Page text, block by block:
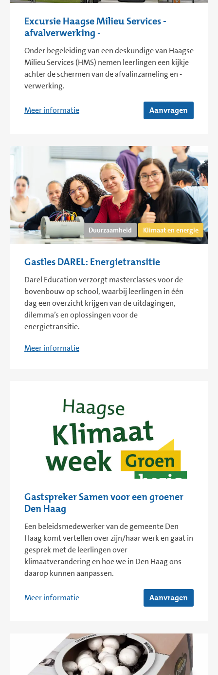
Excursie Haagse Milieu Services -
afvalverwerking -
Onder begeleiding van een deskundige van Haagse
Milieu Services (HMS) nemen leerlingen een kijkje
achter de schermen van de afvalinzameling en -
verwerking.
Meer informatie Aanvragen
Duurzaamheid Klimaat en energie
Gastles DAREL: Energietransitie
Darel Education verzorgt masterclasses voor de
bovenbouw op school, waarbij leerlingen in één
dag een overzicht krijgen van de uitdagingen,
dilemma’s en oplossingen voor de
energietransitie.
Meer informatie
Gastspreker Samen voor een groener
Den Haag
Een beleidsmedewerker van de gemeente Den
Haag komt vertellen over zijn/haar werk en gaat in
gesprek met de leerlingen over
klimaatverandering en hoe we in Den Haag ons
daarop kunnen aanpassen.
Meer informatie Aanvragen